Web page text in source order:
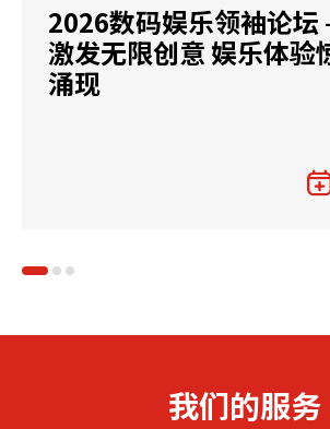
2026数码娱乐领袖论坛
激发无限创意 娱乐体验
涌现
我们的服务